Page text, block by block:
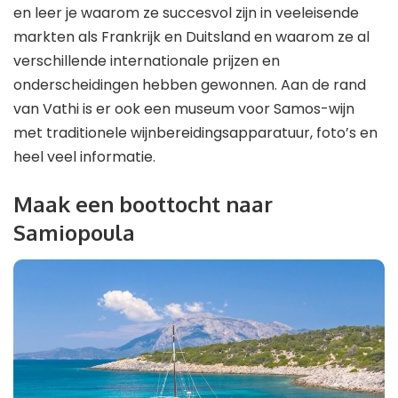
en leer je waarom ze succesvol zijn in veeleisende
markten als Frankrijk en Duitsland en waarom ze al
verschillende internationale prijzen en
onderscheidingen hebben gewonnen. Aan de rand
van Vathi is er ook een museum voor Samos-wijn
met traditionele wijnbereidingsapparatuur, foto’s en
heel veel informatie.
Maak een boottocht naar
Samiopoula